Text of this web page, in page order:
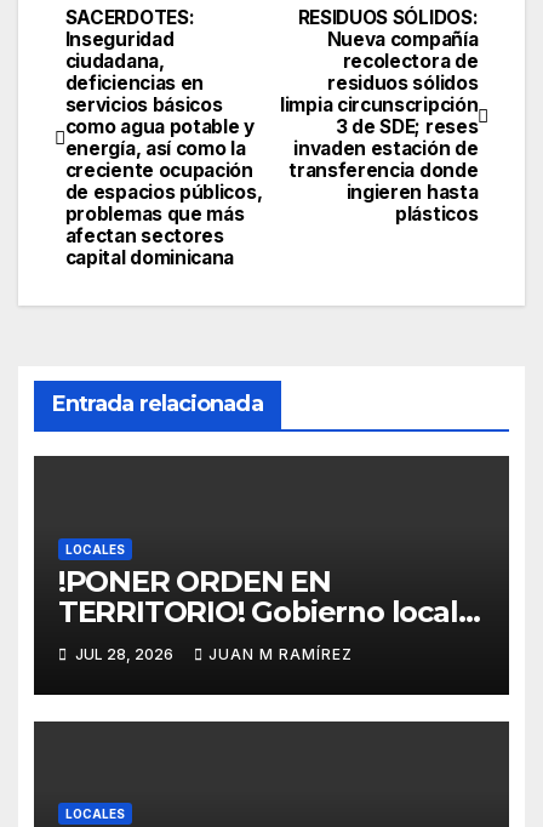
Navegación
de
entradas
RESIDUOS SÓLIDOS:
Nueva compañía
recolectora de
residuos sólidos
limpia circunscripción
3 de SDE; reses
invaden estación de
transferencia donde
ingieren hasta
plásticos
SACERDOTES:
Inseguridad
ciudadana,
deficiencias en
servicios básicos
como agua potable y
energía, así como la
creciente ocupación
de espacios públicos,
problemas que más
afectan sectores
capital dominicana
Entrada relacionada
LOCALES
!PONER ORDEN EN
TERRITORIO! Gobierno local
garantiza que el Plan de
Ordenamiento Territorial no
perjudicará a ningún sector
de Verón-Punta Cana
JUL 28, 2026 JUAN M RAMÍREZ
LOCALES